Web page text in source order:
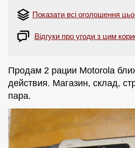
Показати всі оголошення
Відгуки про угоди з цим
Продам 2 рации Motorola
действия. Магазин, склад,
пара.